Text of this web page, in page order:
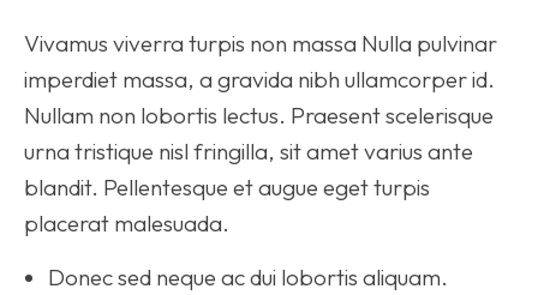
Vivamus viverra turpis non massa Nulla pulvinar
imperdiet massa, a gravida nibh ullamcorper id.
Nullam non lobortis lectus. Praesent scelerisque
urna tristique nisl fringilla, sit amet varius ante
blandit. Pellentesque et augue eget turpis
placerat malesuada.
Donec sed neque ac dui lobortis aliquam.